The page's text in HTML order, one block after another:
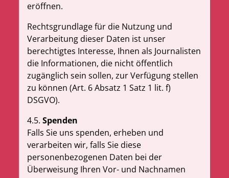
eröffnen.
Rechtsgrundlage für die Nutzung und
Verarbeitung dieser Daten ist unser
berechtigtes Interesse, Ihnen als Journalisten
die Informationen, die nicht öffentlich
zugänglich sein sollen, zur Verfügung stellen
zu können (Art. 6 Absatz 1 Satz 1 lit. f)
DSGVO).
4.5.Spenden
Falls Sie uns spenden, erheben und
verarbeiten wir, falls Sie diese
personenbezogenen Daten bei der
Überweisung Ihren Vor- und Nachnamen